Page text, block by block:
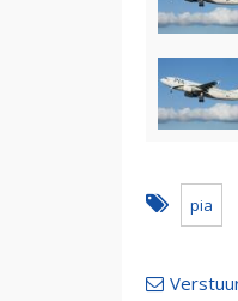
pia